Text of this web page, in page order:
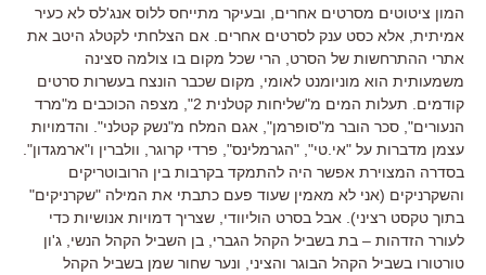
המון ציטוטים מסרטים אחרים, ובעיקר מתייחס ללוס אנג'לס לא כעיר
אמיתית, אלא כסט ענק לסרטים אחרים. אם הצלחתי לקטלג היטב את
אתרי ההתרחשות של הסרט, הרי שכל מקום בו צולמה סצינה
משמעותית הוא מוניומנט לאומי, מקום שכבר הונצח בעשרות סרטים
קודמים. תעלות המים מ"שליחות קטלנית 2", מצפה הכוכבים מ"מרד
הנעורים", סכר הובר מ"סופרמן", אגם המלח מ"נשק קטלני". והדמויות
עצמן מדברות על "אי.טי", "הגרמלינס", פרדי קרוגר, וולברין ו"ארמגדון".
בסדרה המצוירת אפשר היה להתמקד בקרבות בין הרובוטריקים
והשקרניקים (אני לא מאמין שעוד פעם כתבתי את המילה "שקרניקים"
בתוך טקסט רציני). אבל בסרט הוליוודי, שצריך דמויות אנושיות כדי
לעורר הזדהות – בת בשביל הקהל הגברי, בן השביל הקהל הנשי, ג'ון
טורטורו בשביל הקהל הבוגר והציני, ונער שחור שמן בשביל הקהל